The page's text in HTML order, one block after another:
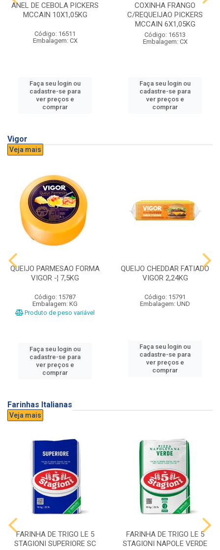
ANEL DE CEBOLA PICKERS
MCCAIN 10X1,05KG
Código: 16511
Embalagem: CX
Faça seu login ou
cadastre-se para
ver preços e
comprar
COXINHA FRANGO
C/REQUEIJAO PICKERS
MCCAIN 6X1,05KG
Código: 16513
Embalagem: CX
Faça seu login ou
cadastre-se para
ver preços e
comprar
Vigor
Veja mais
QUEIJO PARMESAO FORMA
VIGOR -¦ 7,5KG
Código: 15787
Embalagem: KG
Produto de peso variável
Faça seu login ou
cadastre-se para
ver preços e
comprar
QUEIJO CHEDDAR FATIADO
VIGOR 2,24KG
Código: 15791
Embalagem: UND
Faça seu login ou
cadastre-se para
ver preços e
comprar
Farinhas Italianas
Veja mais
FARINHA DE TRIGO LE 5
STAGIONI SUPERIORE SC
FARINHA DE TRIGO LE 5
STAGIONI NAPOLE VERDE